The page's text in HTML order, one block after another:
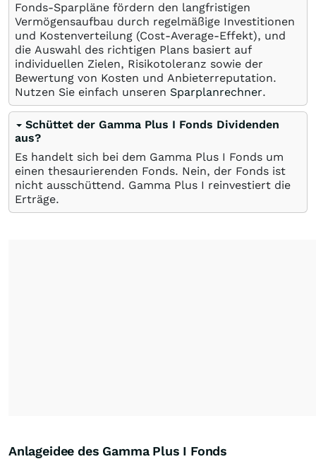
Fonds-Sparpläne fördern den langfristigen
Vermögensaufbau durch regelmäßige Investitionen
und Kostenverteilung (Cost-Average-Effekt), und
die Auswahl des richtigen Plans basiert auf
individuellen Zielen, Risikotoleranz sowie der
Bewertung von Kosten und Anbieterreputation.
Nutzen Sie einfach unseren Sparplanrechner.
Schüttet der Gamma Plus I Fonds Dividenden
aus?
Es handelt sich bei dem Gamma Plus I Fonds um
einen thesaurierenden Fonds. Nein, der Fonds ist
nicht ausschüttend. Gamma Plus I reinvestiert die
Erträge.
Anlageidee des Gamma Plus I Fonds